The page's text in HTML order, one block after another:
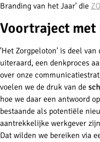
Branding van het Jaar' die
Voortraject met
'Het Zorgpeloton' is deel van
uiteraard, een denkproces
over onze
voelen we de druk van de
hoe we daar een antwoord
bestaande als potentiële
aantrekkelijke werkgever
Dat wilden we bereiken via